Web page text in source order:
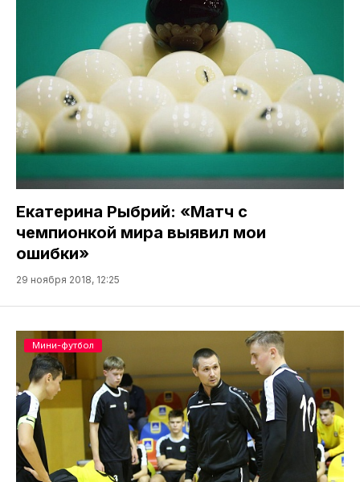
Екатерина Рыбрий: «Матч с
чемпионкой мира выявил мои
ошибки»
29 ноября 2018, 12:25
Мини-футбол